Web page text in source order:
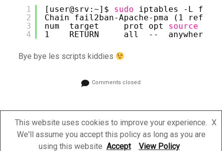
1
2
3
4
[user@srv:~]$ sudo
iptables -L
Chain fail2ban-Apache-pma (1
num  target     prot opt source
1    RETURN     all  --  anywhere
Bye bye les scripts kiddies
Comments closed
Powered by WP on OVH Instance
This website uses cookies to improve your experience.
We'll assume you accept this policy as long as you are
using this website
X
Accept View Policy